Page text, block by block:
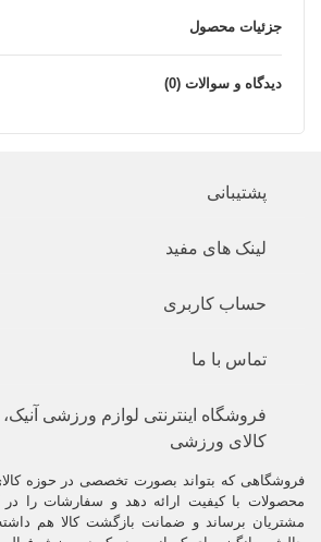
جزئیات محصول
دیدگاه و سوالات (0)
پشتیبانی
لینک های مفید
حساب کاربری
تماس با ما
فروشگاه اینترنتی لوازم ورزشی
کالای ورزشی
فروشگاهی که بتواند بصورت تخصصی در حوزه
محصولات با کیفیت ارائه دهد و سفارشات را
مشتریان برساند و ضمانت بازگشت کالا هم